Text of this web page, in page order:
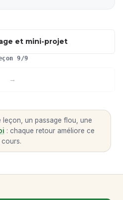
et mini-projet
9/9
leçon, un passage flou, une
: chaque retour améliore ce
cours.